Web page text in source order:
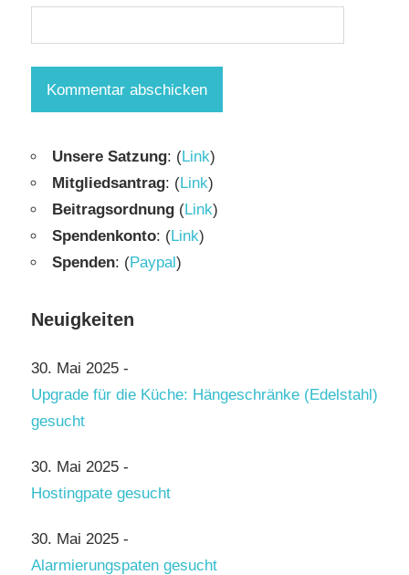
Unsere Satzung: (Link)
Mitgliedsantrag: (Link)
Beitragsordnung (Link)
Spendenkonto: (Link)
Spenden: (Paypal)
Neuigkeiten
30. Mai 2025 -
Upgrade für die Küche: Hängeschränke (Edelstahl)
gesucht
30. Mai 2025 -
Hostingpate gesucht
30. Mai 2025 -
Alarmierungspaten gesucht